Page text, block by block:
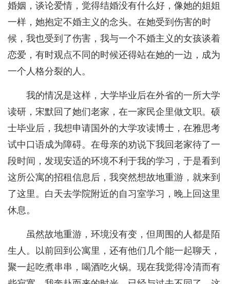
婚姻，谈论爱情，觉得结婚没有什么好，像她的姐姐
一样，她抱定不婚主义的念头。在她受到伤害的时
候，我也受到了伤害，我与一个不婚主义的女孩谈着
恋爱，有时观点不同的时候还得站在她的一边，成为
一个人格分裂的人。
我的情况是这样，大学毕业后在外省的一所大学
读研，宋默回了她们老家，在一家民企里做文职。硕
士毕业后，我想申请国外的大学攻读博士，在雅思考
试中口语成为障碍。在母亲的劝说下我回老家待了一
段时间，发现安适的环境不利于我的学习，于是看到
这所公寓的招租信息后，我突然想故地重游，就来到
了这里。白天去学院附近的自习室学习，晚上回这里
休息。
虽然故地重游，环境没有变，但周围的人都是陌
生人。以前回到公寓里，还有他们几个能一起聊天，
聚一起吃煮串串，喝酒吃火锅。现在我觉得冷清而有